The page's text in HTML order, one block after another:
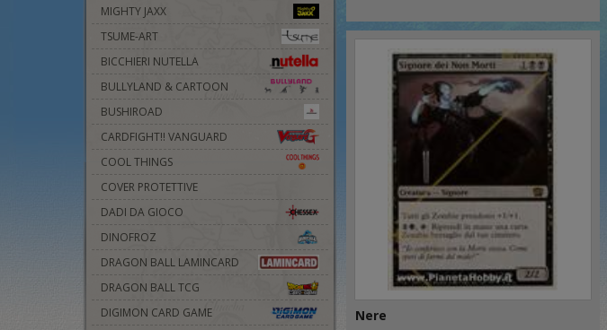
MIGHTY JAXX
TSUME-ART
BICCHIERI NUTELLA
BULLYLAND & CARTOON
BUSHIROAD
CARDFIGHT!! VANGUARD
COOL THINGS
COVER PROTETTIVE
DADI DA GIOCO
DINOFROZ
DRAGON BALL LAMINCARD
DRAGON BALL TCG
DIGIMON CARD GAME
Nere